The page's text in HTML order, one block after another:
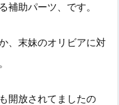
補助パーツ、です。
、末妹のオリビアに対
開放されてましたの